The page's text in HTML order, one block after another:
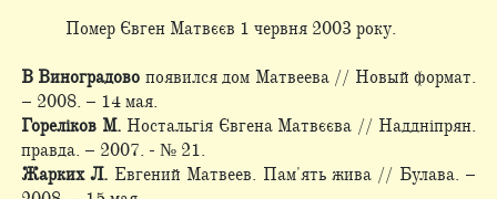
Помер Євген Матвєєв 1 червня 2003 року.
В Виноградово появился дом Матвеева // Новый формат.
– 2008. – 14 мая.
Гореліков М. Ностальгія Євгена Матвєєва // Наддніпрян.
правда. – 2007. - № 21.
Жарких Л. Евгений Матвеев. Пам'ять жива // Булава. –